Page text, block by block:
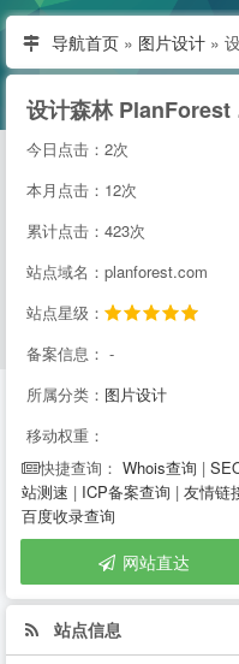
导航首页 » 图片设计 »
设
今日点击：2次
本月点击：12次
累计点击：423次
站点域名：planforest.com
站点星级：
备案信息： -
所属分类： 图片设计
移动权重：
快捷查询： Whois查询 |
站测速 | ICP备案查询 | 友情链
百度收录查询
网站直达
站点信息